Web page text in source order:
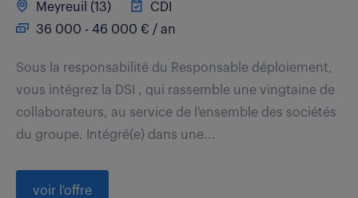
Meyreuil (13)
CDI
36 000 - 46 000 € / an
Sous la responsabilité du Responsable déploiement,
vous intégrez la DSI , qui rassemble une vingtaine de
collaborateurs, au service de l'ensemble des sociétés
du groupe. Intégré(e) dans une...
voir l'offre